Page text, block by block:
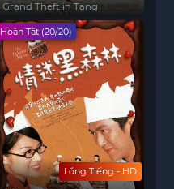
Grand Theft in Tang
Lồng Tiếng - HD
Hoàn Tất (20/20)